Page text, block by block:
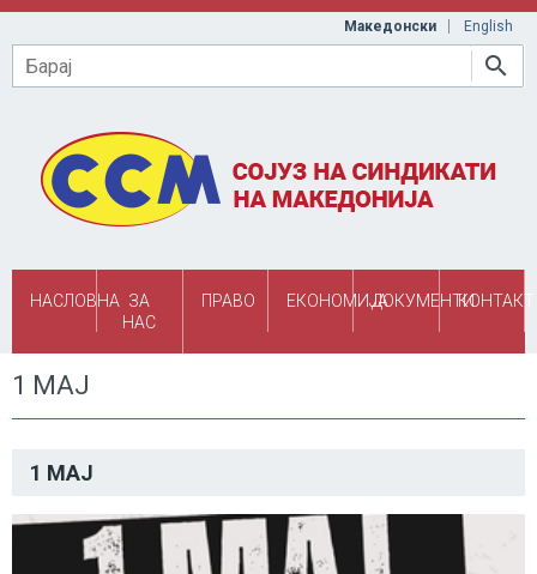
Skip to main content
Македонски English
Барај
НАСЛОВНА ЗА
НАС
ПРАВО ЕКОНОМИЈАДОКУМЕНТИКОНТАКТ
1 МАЈ
1 МАЈ